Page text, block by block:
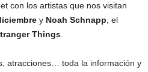
con los artistas que nos visitan
y Noah Schnapp , el
Things
atracciones… toda la información y